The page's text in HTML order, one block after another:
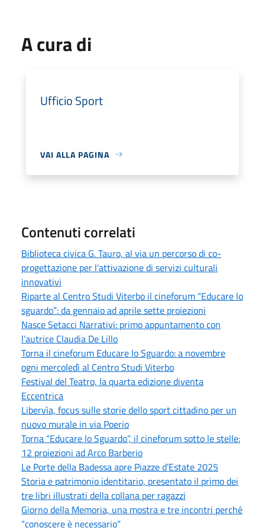
A cura di
Ufficio Sport
VAI ALLA PAGINA
Contenuti correlati
Biblioteca civica G. Tauro, al via un percorso di co-
progettazione per l'attivazione di servizi culturali
innovativi
Riparte al Centro Studi Viterbo il cineforum “Educare lo
sguardo”: da gennaio ad aprile sette proiezioni
Nasce Setacci Narrativi: primo appuntamento con
l’autrice Claudia De Lillo
Torna il cineforum Educare lo Sguardo: a novembre
ogni mercoledì al Centro Studi Viterbo
Festival del Teatro, la quarta edizione diventa
Eccentrica
Libervìa, focus sulle storie dello sport cittadino per un
nuovo murale in via Poerio
Torna “Educare lo Sguardo”, il cineforum sotto le stelle:
12 proiezioni ad Arco Barberio
Le Porte della Badessa apre Piazze d’Estate 2025
Storia e patrimonio identitario, presentato il primo dei
tre libri illustrati della collana per ragazzi
Giorno della Memoria, una mostra e tre incontri perché
“conoscere è necessario”